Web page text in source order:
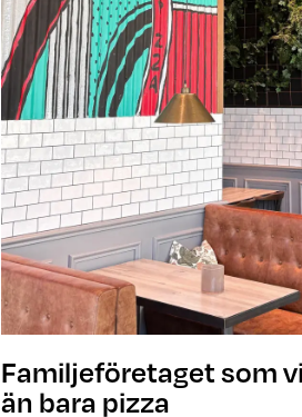
Familjeföretaget som
än bara pizza